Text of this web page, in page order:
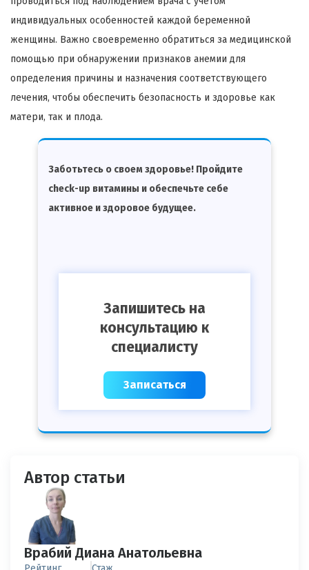
индивидуальных особенностей каждой беременной
женщины. Важно своевременно обратиться за медицинской
помощью при обнаружении признаков анемии для
определения причины и назначения соответствующего
лечения, чтобы обеспечить безопасность и здоровье как
матери, так и плода.
Заботьтесь о своем здоровье! Пройдите
check-up витамины и обеспечьте себе
активное и здоровое будущее.
Запишитесь на
консультацию к
специалисту
Записаться
Автор статьи
Врабий Диана Анатольевна